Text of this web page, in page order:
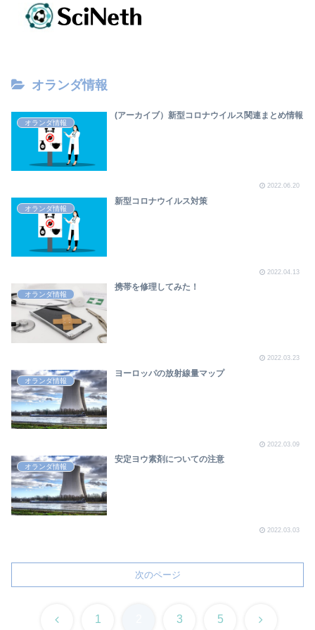
オランダ情報
オランダ情報
(アーカイブ）新型コロナウイルス関連まとめ情報
2022.06.20
オランダ情報
新型コロナウイルス対策
2022.04.13
オランダ情報
携帯を修理してみた！
2022.03.23
オランダ情報
ヨーロッパの放射線量マップ
2022.03.09
オランダ情報
安定ヨウ素剤についての注意
2022.03.03
次のページ
前 1 3 5 次